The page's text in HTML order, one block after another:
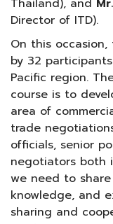
Thailand), and
Director of ITD).
On this
by 32
Pacific region.
course is to
area of
trade
officials, senior
negotiators both
we need to
knowledge, and
sharing and